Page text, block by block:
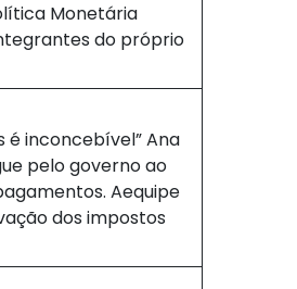
Monetária
do próprio
é inconcebível” Ana
pelo governo ao
Aequipe
dos impostos